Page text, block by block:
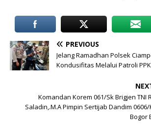
PREVIOUS
Jelang Ramadhan Polsek
Kondusifitas Melalui Patroli
Komandan Korem 061/Sk Brigjen TNI
Saladin,.M.A Pimpin Sertijab Dandim
Bogor